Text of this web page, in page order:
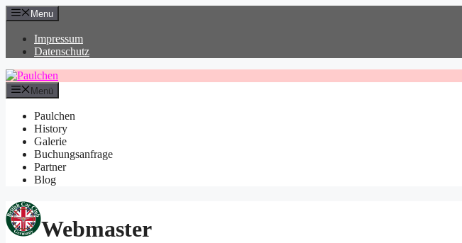
Zum
Inhalt
springen
Menu
Impressum
Datenschutz
Menü
Paulchen
History
Galerie
Buchungsanfrage
Partner
Blog
Webmaster